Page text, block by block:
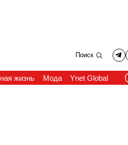
Поиск
жизнь Мода Ynet Global